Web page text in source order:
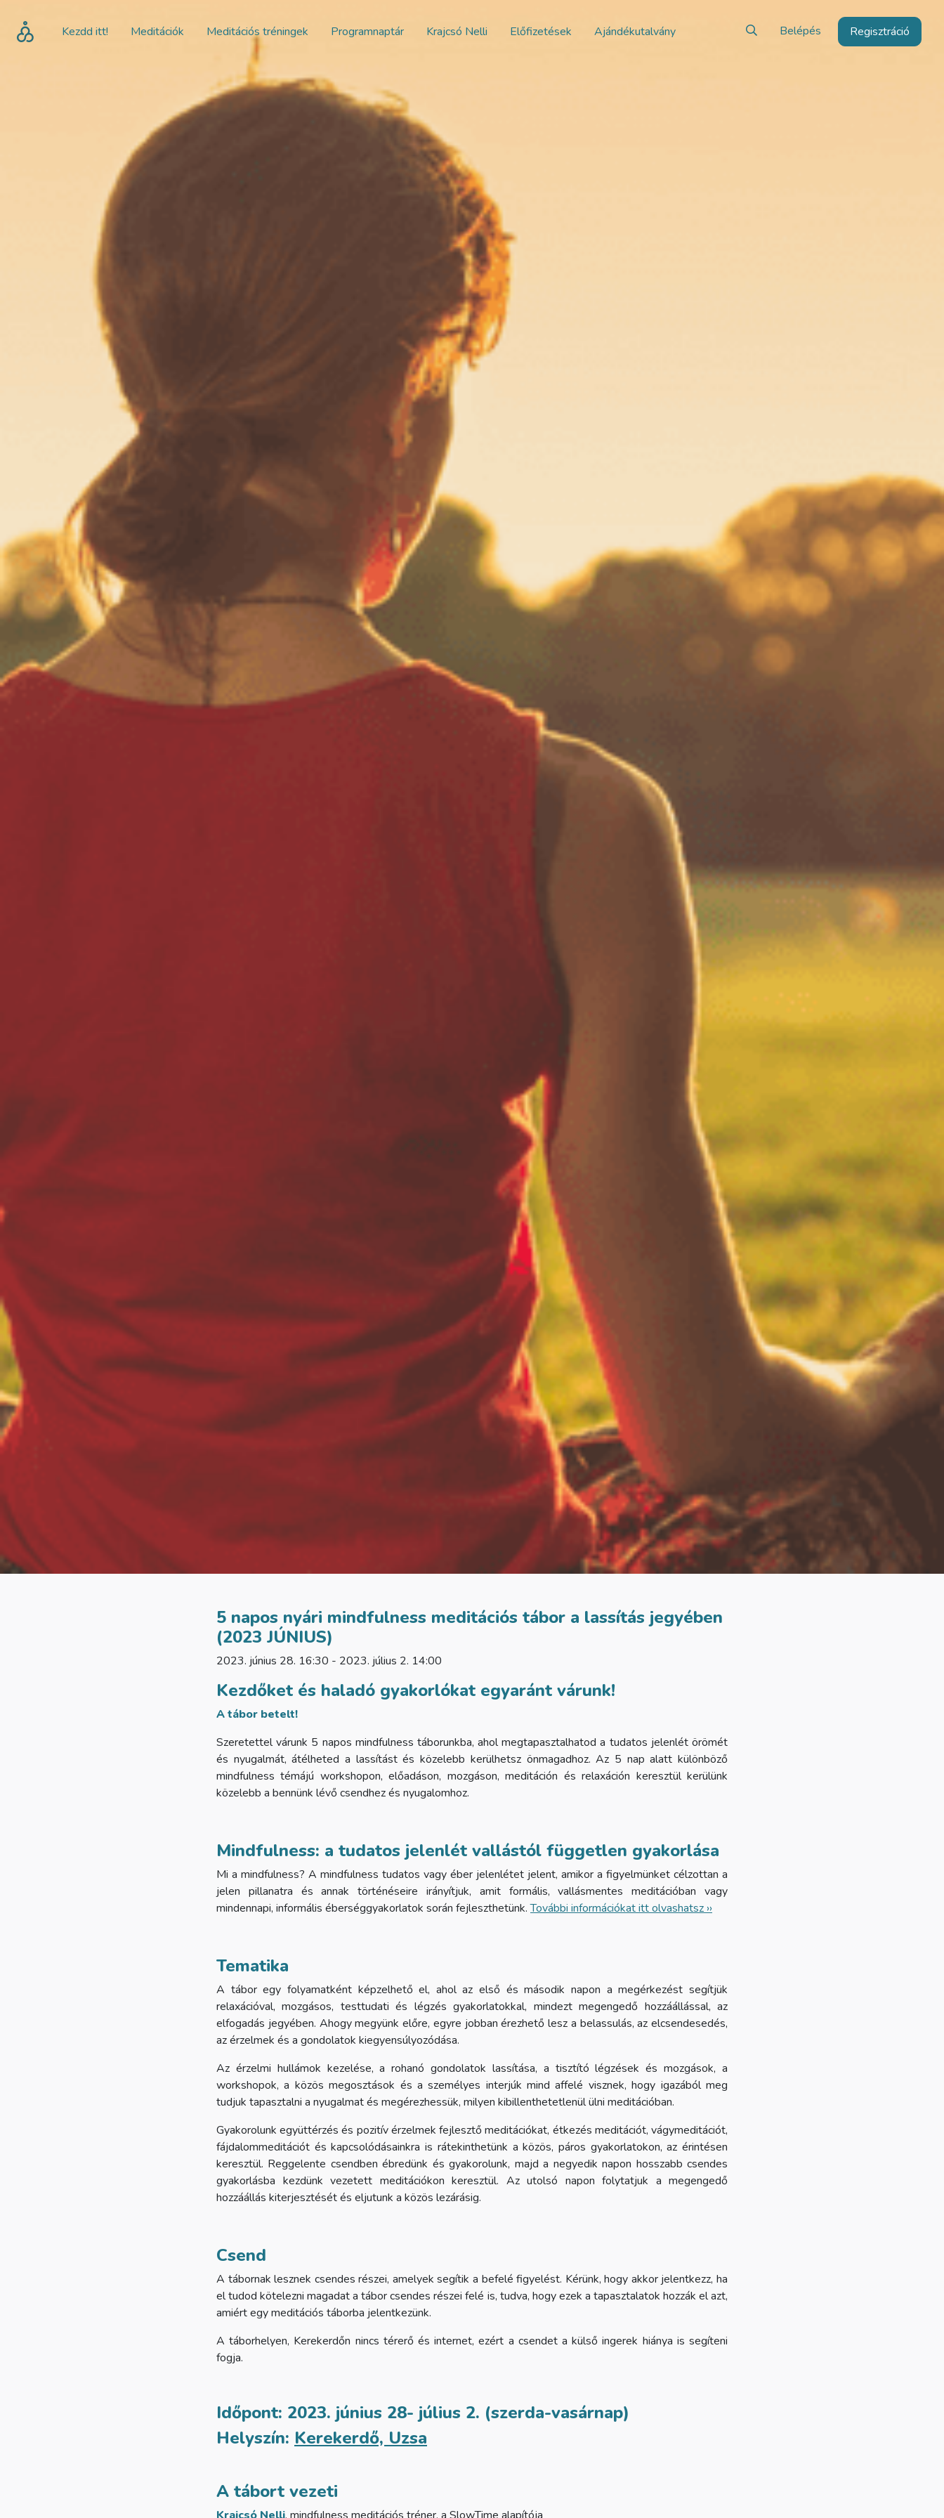
Kezdd itt! Meditációk Meditációs tréningek Programnaptár Krajcsó Nelli Előfizetések Ajándékutalvány Belépés Regisztráció
5 napos nyári mindfulness meditációs tábor a lassítás jegyében
(2023 JÚNIUS)
2023. június 28. 16:30 - 2023. július 2. 14:00
Kezdőket és haladó gyakorlókat egyaránt várunk!
A tábor betelt!
Szeretettel várunk 5 napos mindfulness táborunkba, ahol megtapasztalhatod a tudatos jelenlét örömét
és nyugalmát, átélheted a lassítást és közelebb kerülhetsz önmagadhoz. Az 5 nap alatt különböző
mindfulness témájú workshopon, előadáson, mozgáson, meditáción és relaxáción keresztül kerülünk
közelebb a bennünk lévő csendhez és nyugalomhoz.
Mindfulness: a tudatos jelenlét vallástól független gyakorlása
Mi a mindfulness? A mindfulness tudatos vagy éber jelenlétet jelent, amikor a figyelmünket célzottan a
jelen pillanatra és annak történéseire irányítjuk, amit formális, vallásmentes meditációban vagy
mindennapi, informális éberséggyakorlatok során fejleszthetünk.További információkat itt olvashatsz ››
Tematika
A tábor egy folyamatként képzelhető el, ahol az első és második napon a megérkezést segítjük
relaxációval, mozgásos, testtudati és légzés gyakorlatokkal, mindezt megengedő hozzáállással, az
elfogadás jegyében. Ahogy megyünk előre, egyre jobban érezhető lesz a belassulás, az elcsendesedés,
az érzelmek és a gondolatok kiegyensúlyozódása.
Az érzelmi hullámok kezelése, a rohanó gondolatok lassítása, a tisztító légzések és mozgások, a
workshopok, a közös megosztások és a személyes interjúk mind affelé visznek, hogy igazából meg
tudjuk tapasztalni a nyugalmat és megérezhessük, milyen kibillenthetetlenül ülni meditációban.
Gyakorolunk együttérzés és pozitív érzelmek fejlesztő meditációkat, étkezés meditációt, vágymeditációt,
fájdalommeditációt és kapcsolódásainkra is rátekinthetünk a közös, páros gyakorlatokon, az érintésen
keresztül. Reggelente csendben ébredünk és gyakorolunk, majd a negyedik napon hosszabb csendes
gyakorlásba kezdünk vezetett meditációkon keresztül. Az utolsó napon folytatjuk a megengedő
hozzáállás kiterjesztését és eljutunk a közös lezárásig.
Csend
A tábornak lesznek csendes részei, amelyek segítik a befelé figyelést. Kérünk, hogy akkor jelentkezz, ha
el tudod kötelezni magadat a tábor csendes részei felé is, tudva, hogy ezek a tapasztalatok hozzák el azt,
amiért egy meditációs táborba jelentkezünk.
A táborhelyen, Kerekerdőn nincs térerő és internet, ezért a csendet a külső ingerek hiánya is segíteni
fogja.
Időpont: 2023. június 28- július 2. (szerda-vasárnap)
Helyszín: Kerekerdő, Uzsa
A tábort vezeti